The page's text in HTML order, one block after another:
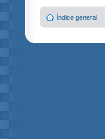
Índice general